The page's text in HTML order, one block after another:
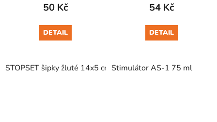
50 Kč
DETAIL
STOPSET šipky žluté 14x5 cm 5 ks
54 Kč
DETAIL
Stimulátor AS-1 75 ml